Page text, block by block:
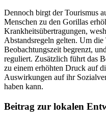
Dennoch birgt der Tourismus
Menschen zu den Gorillas
Krankheitsübertragungen,
Abstandsregeln gelten. Um
Beobachtungszeit begrenzt,
reguliert. Zusätzlich führt das
zu einem erhöhten Druck auf
Auswirkungen auf ihr
haben kann.
Beitrag zur lokalen